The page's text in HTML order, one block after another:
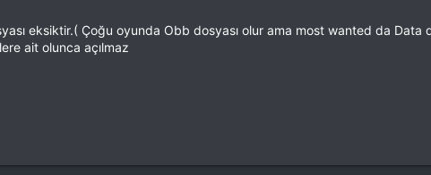
eksiktir.( Çoğu oyunda Obb dosyası olur ama most wanted da Data
ait olunca açılmaz